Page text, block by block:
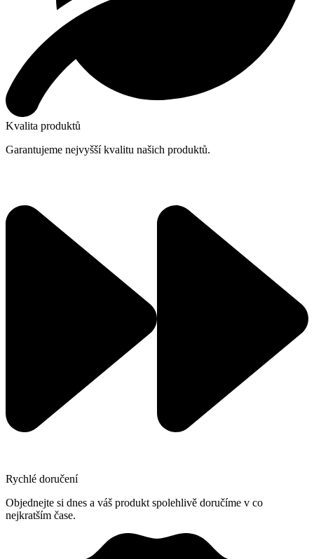
Kvalita produktů
Garantujeme nejvyšší kvalitu našich produktů.
Rychlé doručení
Objednejte si dnes a váš produkt spolehlivě doručíme v co
nejkratším čase.